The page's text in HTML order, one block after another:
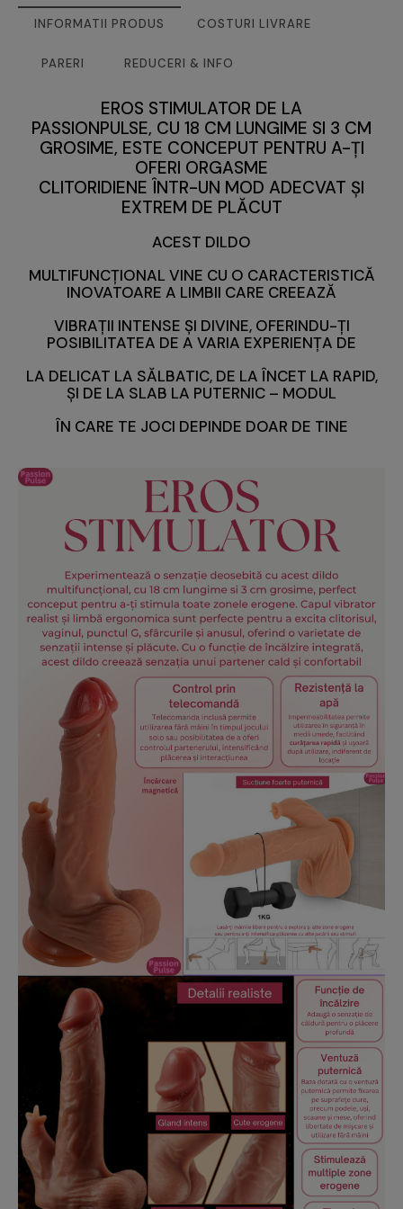
INFORMATII PRODUS COSTURI LIVRARE
PARERI REDUCERI & INFO
EROS STIMULATOR DE LA
PASSIONPULSE, CU 18 CM LUNGIME SI 3 CM
GROSIME, ESTE CONCEPUT PENTRU A-ȚI
OFERI ORGASME
CLITORIDIENE ÎNTR-UN MOD ADECVAT ȘI
EXTREM DE PLĂCUT
ACEST DILDO
MULTIFUNCȚIONAL VINE CU O CARACTERISTICĂ
INOVATOARE A LIMBII CARE CREEAZĂ
VIBRAȚII INTENSE ȘI DIVINE, OFERINDU-ȚI
POSIBILITATEA DE A VARIA EXPERIENȚA DE
LA DELICAT LA SĂLBATIC, DE LA ÎNCET LA RAPID,
ȘI DE LA SLAB LA PUTERNIC – MODUL
ÎN CARE TE JOCI DEPINDE DOAR DE TINE